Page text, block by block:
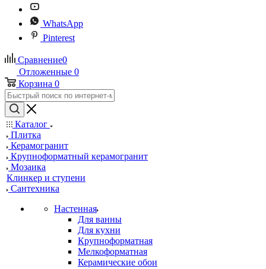
WhatsApp
Pinterest
Сравнение0
Отложенные 0
Корзина 0
Каталог
Плитка
Керамогранит
Крупноформатный керамогранит
Мозаика
Клинкер и ступени
Сантехника
Настенная
Для ванны
Для кухни
Крупноформатная
Мелкоформатная
Керамические обои